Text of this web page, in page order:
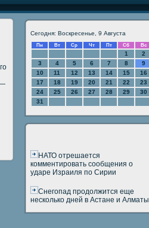
—
Сегодня: Воскресенье, 9 Августа
Пн Вт Ср Чт Пт Сб Вс
1
2
3
4 5 6 7 8
9
10
11 12 13 14 15
16
17
18 19 20 21 22
23
24
25 26 27 28 29
30
31
НАТО отрешается
комментировать сообщения о
ударе Израиля по Сирии
Снегопад продолжится еще
несколько дней в Астане и Алматы